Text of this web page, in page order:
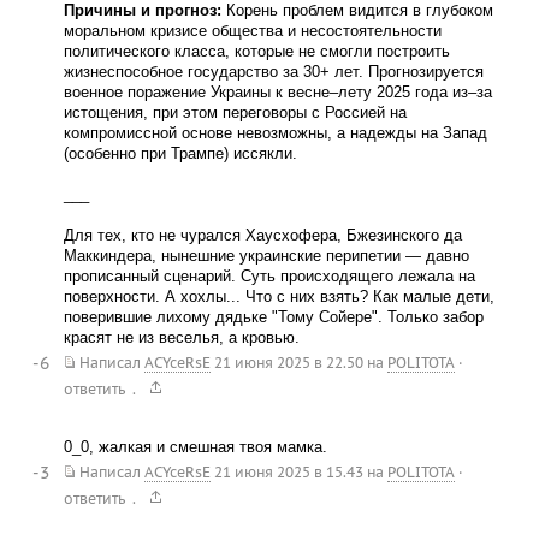
Причины и прогноз: Корень проблем видится в глубоком
моральном кризисе общества и несостоятельности
политического класса, которые не смогли построить
жизнеспособное государство за 30+ лет. Прогнозируется
военное поражение Украины к весне–лету 2025 года из–за
истощения, при этом переговоры с Россией на
компромиссной основе невозможны, а надежды на Запад
(особенно при Трампе) иссякли.
Для тех, кто не чурался Хаусхофера, Бжезинского да
Маккиндера, нынешние украинские перипетии — давно
прописанный сценарий. Суть происходящего лежала на
поверхности. А хохлы... Что с них взять? Как малые дети,
поверившие лихому дядьке "Тому Сойерe". Только забор
красят не из веселья, а кровью.
Написал ACYceRsE 21 июня 2025 в 22.50на POLITOTA ·
ответить .
-6
0_0, жалкая и смешная твоя мамка.
Написал ACYceRsE 21 июня 2025 в 15.43 на POLITOTA ·
ответить .
-3